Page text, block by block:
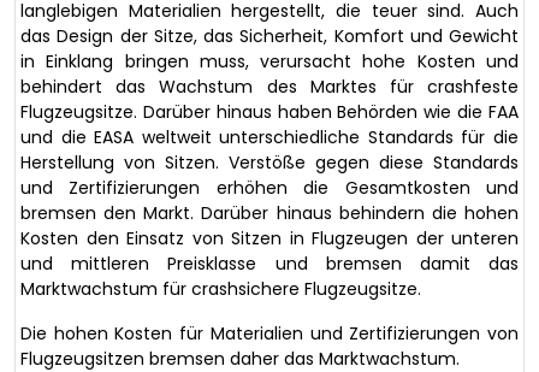
langlebigen Materialien hergestellt, die teuer sind. Auch
das Design der Sitze, das Sicherheit, Komfort und Gewicht
in Einklang bringen muss, verursacht hohe Kosten und
behindert das Wachstum des Marktes für crashfeste
Flugzeugsitze. Darüber hinaus haben Behörden wie die FAA
und die EASA weltweit unterschiedliche Standards für die
Herstellung von Sitzen. Verstöße gegen diese Standards
und Zertifizierungen erhöhen die Gesamtkosten und
bremsen den Markt. Darüber hinaus behindern die hohen
Kosten den Einsatz von Sitzen in Flugzeugen der unteren
und mittleren Preisklasse und bremsen damit das
Marktwachstum für crashsichere Flugzeugsitze.
Die hohen Kosten für Materialien und Zertifizierungen von
Flugzeugsitzen bremsen daher das Marktwachstum.